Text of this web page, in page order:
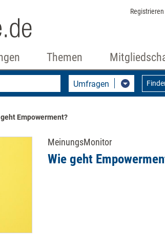
Themen
Umfragen
Empowerment?
MeinungsMonitor
Wie geht